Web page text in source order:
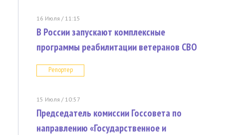
16 Июля / 11:15
В России запускают комплексные
программы реабилитации ветеранов СВО
Репортер
15 Июля / 10:57
Председатель комиссии Госсовета по
направлению «Государственное и